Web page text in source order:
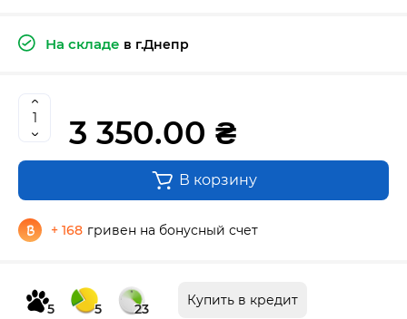
На складе в г.Днепр
3 350.00 ₴
В корзину
+ 168 гривен на бонусный счет
5 5 23
Купить в кредит